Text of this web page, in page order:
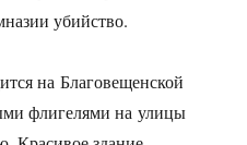
убийство.
на Благовещенской
флигелями на улицы